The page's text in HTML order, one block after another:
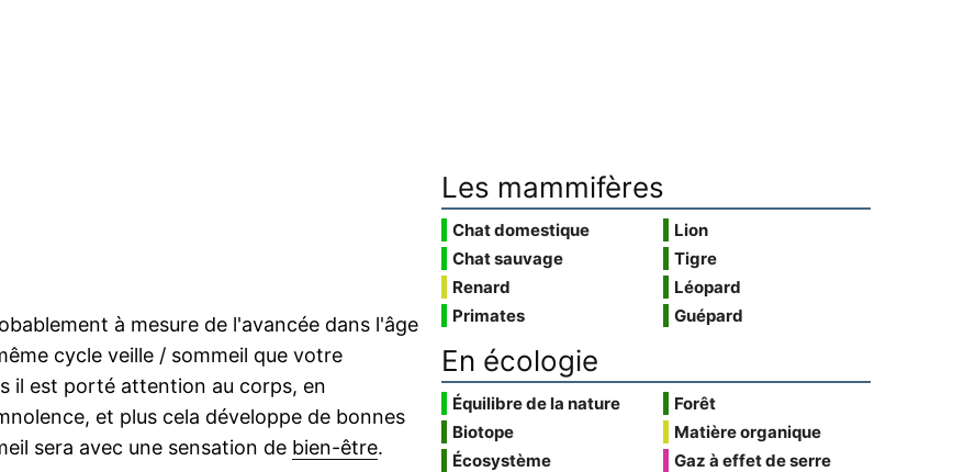
à mesure de l'avancée dans l'âge
cycle veille / sommeil que votre
il est porté attention au corps, en
et plus cela développe de bonnes
sera avec une sensation de bien-être.
Les mammifères
Chat domestique
Chat sauvage
Renard
Primates
Lion
Tigre
Léopard
Guépard
En écologie
Équilibre de la nature
Biotope
Écosystème
Forêt
Matière organique
Gaz à effet de serre